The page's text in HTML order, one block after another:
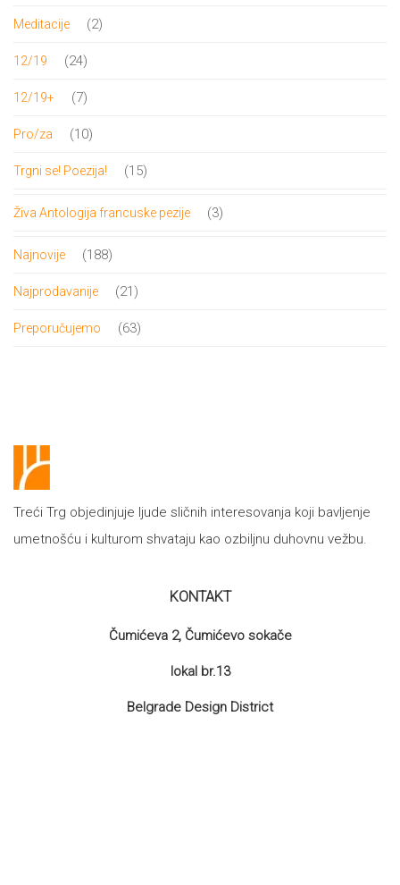
Meditacije 22
12/19 2424
12/19+ 77
Pro/za 1010
Trgni se! Poezija! 1515
Živa Antologija francuske pezije 33
Najnovije 188188
Najprodavanije 2121
Preporučujemo 6363
Treći Trg objedinjuje ljude sličnih interesovanja koji bavljenje
umetnošću i kulturom shvataju kao ozbiljnu duhovnu vežbu.
KONTAKT
Čumićeva 2, Čumićevo sokače
lokal br.13
Belgrade Design District